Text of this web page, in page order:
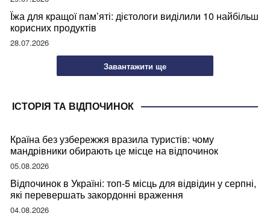
Їжа для кращої пам’яті: дієтологи виділили 10 найбільш
корисних продуктів
28.07.2026
Завантажити ще
ІСТОРІЯ ТА ВІДПОЧИНОК
Країна без узбережжя вразила туристів: чому
мандрівники обирають це місце на відпочинок
05.08.2026
Відпочинок в Україні: топ-5 місць для відвідин у серпні,
які перевершать закордонні враження
04.08.2026